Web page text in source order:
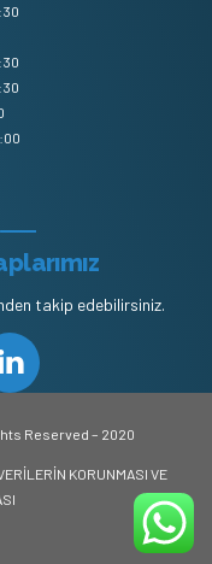
takip edebilirsiniz.
Reserved – 2020
KORUNMASI VE